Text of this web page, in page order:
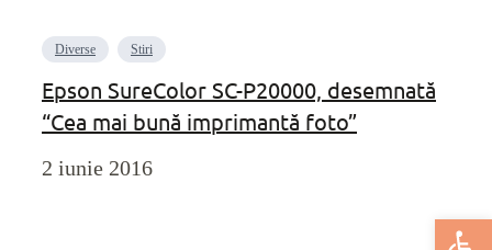
Deschide
Diverse Stiri
Epson SureColor SC-P20000, desemnată
“Cea mai bună imprimantă foto”
2 iunie 2016